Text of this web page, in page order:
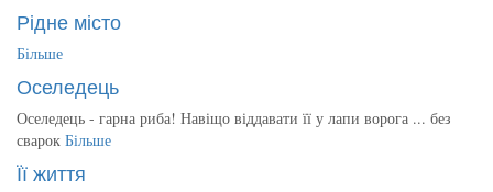
Рідне місто
Більше
Оселедець
Оселедець - гарна риба! Навіщо віддавати її у лапи ворога ... без
сварок Більше
Її життя